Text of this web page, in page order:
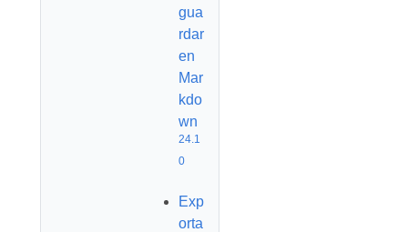
gua
rdar
en
Mar
kdo
wn
24.1
0
Exp
orta